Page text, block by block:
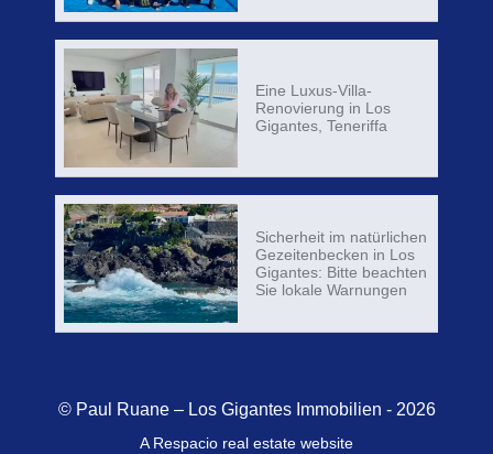
Eine Luxus-Villa-
Renovierung in Los
Gigantes, Teneriffa
Sicherheit im natürlichen
Gezeitenbecken in Los
Gigantes: Bitte beachten
Sie lokale Warnungen
© Paul Ruane – Los Gigantes Immobilien - 2026
A Respacio real estate website